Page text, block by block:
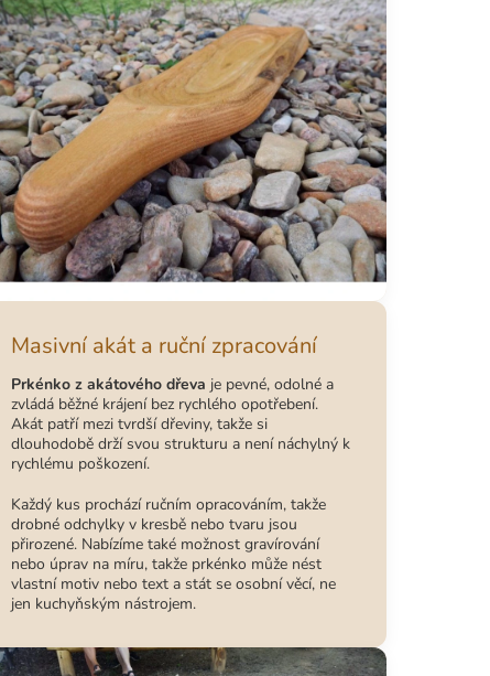
Masivní akát a ruční zpracování
Prkénko z akátového dřeva je pevné, odolné a
zvládá běžné krájení bez rychlého opotřebení.
Akát patří mezi tvrdší dřeviny, takže si
dlouhodobě drží svou strukturu a není náchylný k
rychlému poškození.
Každý kus prochází ručním opracováním, takže
drobné odchylky v kresbě nebo tvaru jsou
přirozené. Nabízíme také možnost gravírování
nebo úprav na míru, takže prkénko může nést
vlastní motiv nebo text a stát se osobní věcí, ne
jen kuchyňským nástrojem.